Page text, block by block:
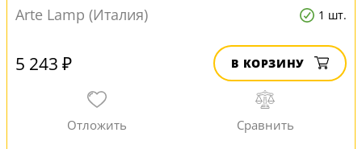
Arte Lamp (Италия)
1 шт.
5 243 ₽ В КОРЗИНУ